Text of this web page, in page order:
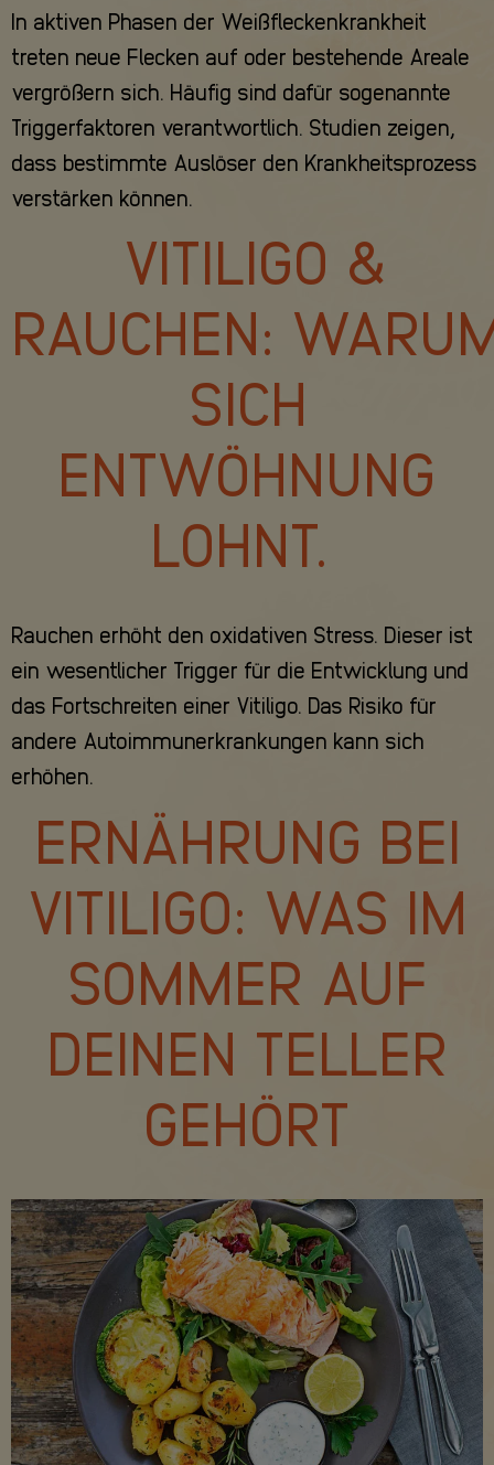
In aktiven Phasen der Weißfleckenkrankheit
treten neue Flecken auf oder bestehende Areale
vergrößern sich. Häufig sind dafür sogenannte
Triggerfaktoren verantwortlich. Studien zeigen,
dass bestimmte Auslöser den Krankheitsprozess
verstärken können.
VITILIGO &
RAUCHEN:
SICH
ENTWÖHNUNG
LOHNT.
Rauchen erhöht den oxidativen Stress. Dieser ist
ein wesentlicher Trigger für die Entwicklung und
das Fortschreiten einer Vitiligo. Das Risiko für
andere Autoimmunerkrankungen kann sich
erhöhen.
ERNÄHRUNG BEI
VITILIGO: WAS IM
SOMMER AUF
DEINEN TELLER
GEHÖRT